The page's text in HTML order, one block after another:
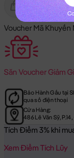
Gửi
Voucher Mã Khuyến
Săn Voucher Giảm
Bảo Hành Gấu tại
qua số điện thoại
Cửa Hàng:
486 Lê Văn Sỹ,
Tích Điểm 3% khi
Xem Điểm Tích Lũy